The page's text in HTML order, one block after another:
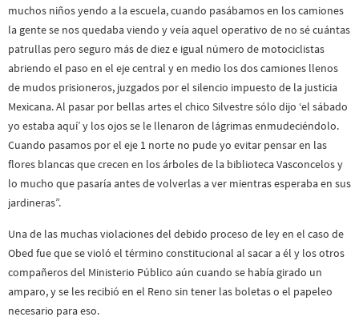
muchos niños yendo a la escuela, cuando pasábamos en los camiones
la gente se nos quedaba viendo y veía aquel operativo de no sé cuántas
patrullas pero seguro más de diez e igual número de motociclistas
abriendo el paso en el eje central y en medio los dos camiones llenos
de mudos prisioneros, juzgados por el silencio impuesto de la justicia
Mexicana. Al pasar por bellas artes el chico Silvestre sólo dijo ‘el sábado
yo estaba aquí’ y los ojos se le llenaron de lágrimas enmudeciéndolo.
Cuando pasamos por el eje 1 norte no pude yo evitar pensar en las
flores blancas que crecen en los árboles de la biblioteca Vasconcelos y
lo mucho que pasaría antes de volverlas a ver mientras esperaba en sus
jardineras”.
Una de las muchas violaciones del debido proceso de ley en el caso de
Obed fue que se violó el término constitucional al sacar a él y los otros
compañeros del Ministerio Público aún cuando se había girado un
amparo, y se les recibió en el Reno sin tener las boletas o el papeleo
necesario para eso.